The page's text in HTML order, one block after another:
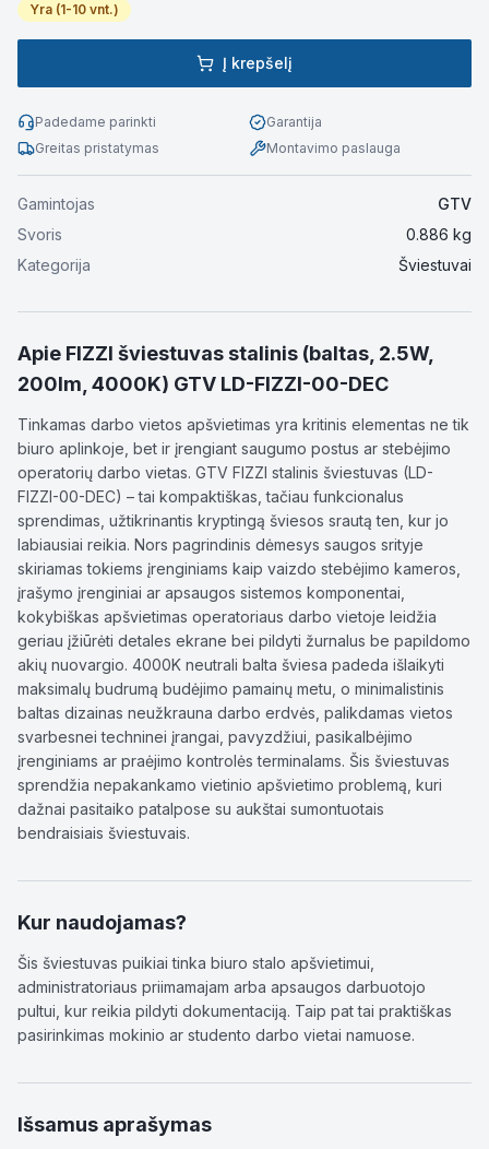
Yra (1-10 vnt.)
Į krepšelį
Padedame parinkti
Garantija
Greitas pristatymas
Montavimo paslauga
Gamintojas
GTV
Svoris
0.886 kg
Kategorija
Šviestuvai
Apie FIZZI šviestuvas stalinis (baltas, 2.5W,
200lm, 4000K) GTV LD-FIZZI-00-DEC
Tinkamas darbo vietos apšvietimas yra kritinis elementas ne tik
biuro aplinkoje, bet ir įrengiant saugumo postus ar stebėjimo
operatorių darbo vietas. GTV FIZZI stalinis šviestuvas (LD-
FIZZI-00-DEC) – tai kompaktiškas, tačiau funkcionalus
sprendimas, užtikrinantis kryptingą šviesos srautą ten, kur jo
labiausiai reikia. Nors pagrindinis dėmesys saugos srityje
skiriamas tokiems įrenginiams kaip vaizdo stebėjimo kameros,
įrašymo įrenginiai ar apsaugos sistemos komponentai,
kokybiškas apšvietimas operatoriaus darbo vietoje leidžia
geriau įžiūrėti detales ekrane bei pildyti žurnalus be papildomo
akių nuovargio. 4000K neutrali balta šviesa padeda išlaikyti
maksimalų budrumą budėjimo pamainų metu, o minimalistinis
baltas dizainas neužkrauna darbo erdvės, palikdamas vietos
svarbesnei techninei įrangai, pavyzdžiui, pasikalbėjimo
įrenginiams ar praėjimo kontrolės terminalams. Šis šviestuvas
sprendžia nepakankamo vietinio apšvietimo problemą, kuri
dažnai pasitaiko patalpose su aukštai sumontuotais
bendraisiais šviestuvais.
Kur naudojamas?
Šis šviestuvas puikiai tinka biuro stalo apšvietimui,
administratoriaus priimamajam arba apsaugos darbuotojo
pultui, kur reikia pildyti dokumentaciją. Taip pat tai praktiškas
pasirinkimas mokinio ar studento darbo vietai namuose.
Išsamus aprašymas